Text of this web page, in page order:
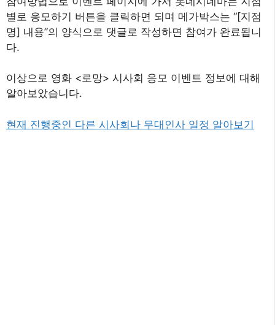
별로 응모하기 버튼을 클릭하면 되며 메가박스는 “[지점
명] 내용”의 양식으로 댓글로 작성하면 참여가 완료됩니
다.
이상으로 영화 <로망> 시사회 응모 이벤트 정보에 대해
알아보았습니다.
현재 진행중인 다른 시사회나 무대인사 일정 알아보기